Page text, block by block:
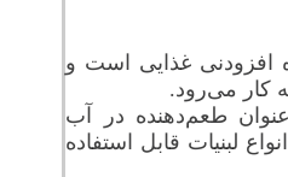
افزودنی غذایی است و
کار می‌رود.
طعم‌دهنده در آب
لبنیات قابل استفاده